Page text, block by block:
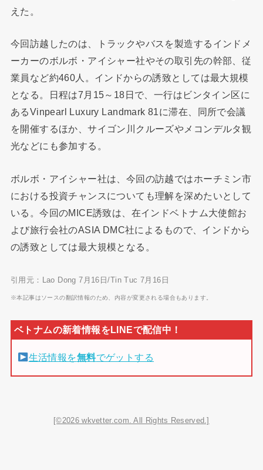
えた。
今回訪越したのは、トラックやバスを製造するインドメ
ーカーのボルボ・アイシャー社やその取引先の幹部、従
業員など約460人。インドからの誘致としては最大規模
となる。日程は7月15～18日で、一行はビンタイン区に
あるVinpearl Luxury Landmark 81に滞在、同所で会議
を開催するほか、サイゴン川クルーズやメコンデルタ観
光などにも参加する。
ボルボ・アイシャー社は、今回の訪越ではホーチミン市
における投資チャンスについても理解を深めたいとして
いる。今回のMICE誘致は、在インドベトナム大使館お
よび旅行会社のASIA DMC社によるもので、インドから
の誘致としては最大規模となる。
引用元：Lao Dong 7月16日/Tin Tuc 7月16日
※本記事はソースの翻訳情報のため、内容が変更される場合もあります。
生活情報を無料でゲットする
[©2026 wkvetter.com. All Rights Reserved.]